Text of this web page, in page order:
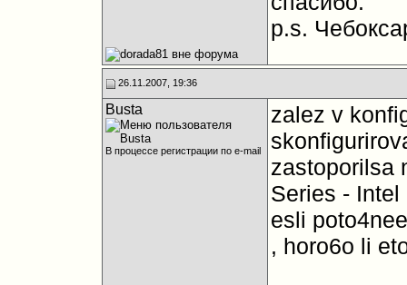
p.s.
26.11.2007, 19:36
Busta
В процессе регистрации по e-mail
zalez v
zastoporilsa
Series -
esli
, horo6o li